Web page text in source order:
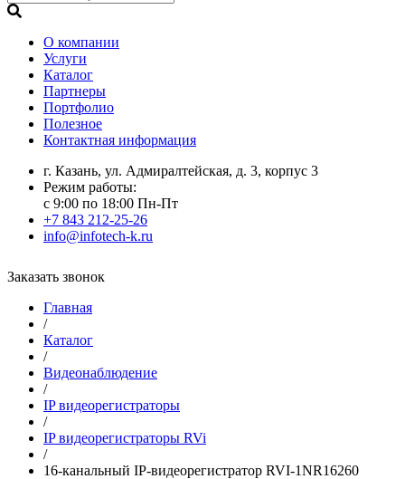
О компании
Услуги
Каталог
Партнеры
Портфолио
Полезное
Контактная информация
г. Казань, ул. Адмиралтейская, д. 3, корпус 3
Режим работы:
с 9:00 по 18:00 Пн-Пт
+7 843 212-25-26
info@infotech-k.ru
Заказать звонок
Главная
/
Каталог
/
Видеонаблюдение
/
IP видеорегистраторы
/
IP видеорегистраторы RVi
/
16-канальный IP-видеорегистратор RVI-1NR16260